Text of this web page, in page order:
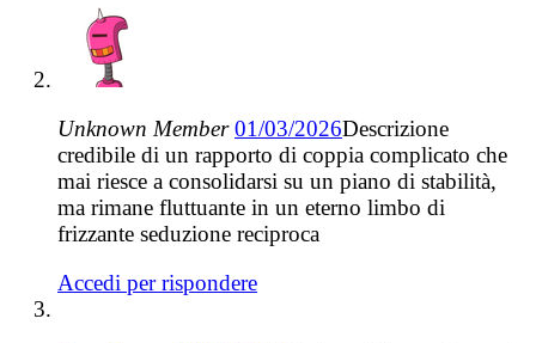
Unknown Member 01/03/2026Descrizione
credibile di un rapporto di coppia complicato che
mai riesce a consolidarsi su un piano di stabilità,
ma rimane fluttuante in un eterno limbo di
frizzante seduzione reciproca
Accedi per rispondere